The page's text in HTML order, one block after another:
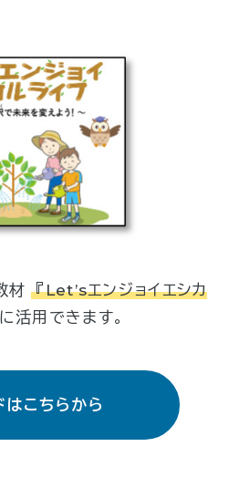
材 『Let’sエンジョイエシカ
活用できます。
はこちらから